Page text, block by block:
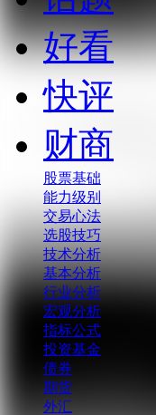
好看
快评
财商
股票基础
能力级别
交易心法
选股技巧
技术分析
基本分析
行业分析
宏观分析
指标公式
投资基金
债券
期货
外汇